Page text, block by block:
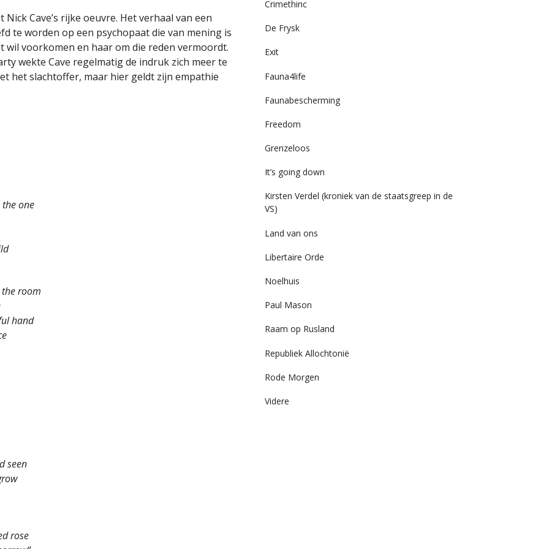
Cave’s rijke oeuvre. Het verhaal van een
te worden op een psychopaat die van mening is
wil voorkomen en haar om die reden vermoordt.
wekte Cave regelmatig de indruk zich meer te
het slachtoffer, maar hier geldt zijn empathie
one
room
hand
seen
rose
Crimethinc
De Frysk
Exit
Fauna4life
Faunabescherming
Freedom
Grenzeloos
It’s going down
Kirsten Verdel (kroniek van de staatsgreep in de
VS)
Land van ons
Libertaire Orde
Noelhuis
Paul Mason
Raam op Rusland
Republiek Allochtonië
Rode Morgen
Videre